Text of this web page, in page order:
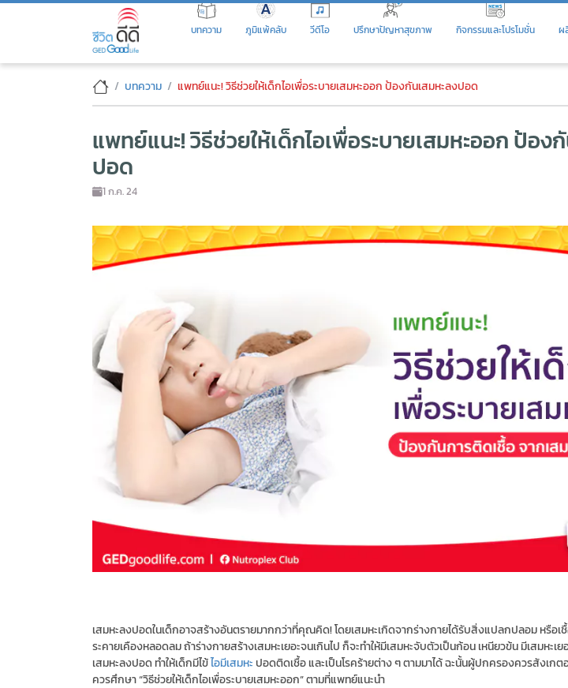
Skip
บทความ ภูมิแพ้คลับ วีดีโอ ปรึกษาปัญหาสุขภาพ กิจกรรมและโปรโมชั่น ผ
แพทย์แนะ! วิธีช่วยให้เด็กไอเพื่อระบายเสมหะออก ป้อ
บทความ แพทย์แนะ! วิธีช่วยให้เด็กไอเพื่อระบายเสมหะออก ป้องกันเสมหะลงปอด
แพทย์แนะ! วิธีช่วยให้เด็กไอเพื่อระบายเสมหะออก ป้อง
ปอด
1 ก.ค. 24
เสมหะลงปอดในเด็กอาจสร้างอันตรายมากกว่าที่คุณคิด! โดยเสมหะเกิดจากร่างกายได้รับสิ่งแปลกปลอม หรือเชื้
ระคายเคืองหลอดลม ถ้าร่างกายสร้างเสมหะเยอะจนเกินไป ก็จะทำให้มีเสมหะจับตัวเป็นก้อน เหนียวข้น มีเสมหะเย
เสมหะลงปอด ทำให้เด็กมีไข้ไอมีเสมหะ ปอดติดเชื้อ และเป็นโรคร้ายต่าง ๆ ตามมาได้ ฉะนั้นผู้ปกครองควรสังเกต
ควรศึกษา “วิธีช่วยให้เด็กไอเพื่อระบายเสมหะออก” ตามที่แพทย์แนะนำ